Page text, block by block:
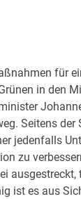
für
in den
Seitens der
jedenfalls
zu
ist es aus